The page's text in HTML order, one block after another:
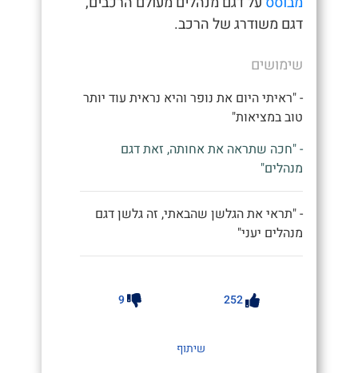
דגם משודרג של הרכב.
שימושים
- "ראיתי היום את נופר והיא נראית עוד יותר
טוב במציאות"
- "חכה שתראה את אחותה, זאת דגם
מנהלים"
- "תראי את הגלשן שהבאתי, זה גלשן דגם
מנהלים יעני"
252
9
שיתוף